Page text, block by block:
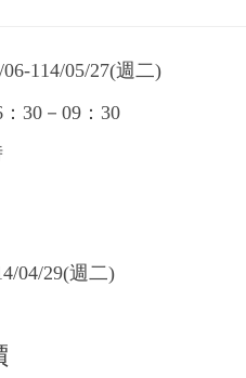
114/05/27(週二)
30－09：30
04/29(週二)